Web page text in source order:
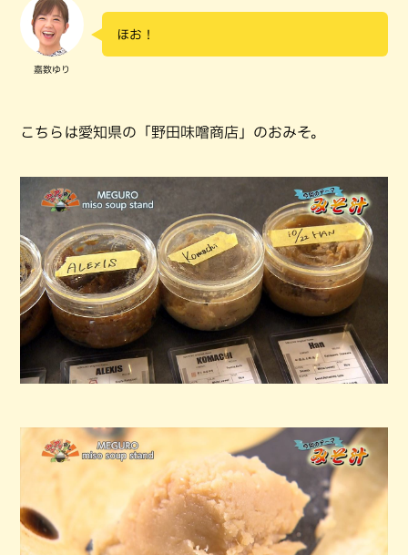
嘉数ゆり
ほお！
こちらは愛知県の「野田味噌商店」のおみそ。